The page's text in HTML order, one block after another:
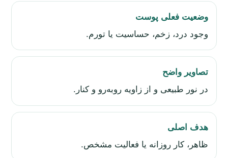
وضعیت فعلی پوست
وجود درد، زخم، حساسیت یا تورم.
تصاویر واضح
در نور طبیعی و از زاویه روبه‌رو و کنار.
هدف اصلی
ظاهر، کار روزانه یا فعالیت مشخص.